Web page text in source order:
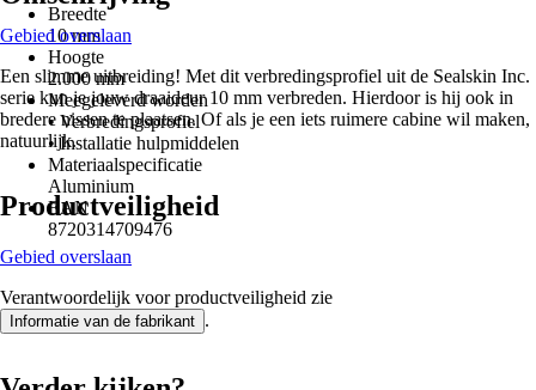
Breedte
10 mm
Hoogte
2.000 mm
Meegeleverd worden
• Verbredingsprofiel
• Installatie hulpmiddelen
Materiaalspecificatie
Aluminium
EAN
8720314709476
Gebied overslaan
Een slimme uitbreiding! Met dit verbredingsprofiel uit de Sealskin Inc.
serie kun je jouw draaideur 10 mm verbreden. Hierdoor is hij ook in
bredere nissen te plaatsen. Of als je een iets ruimere cabine wil maken,
natuurlijk.
Productveiligheid
Gebied overslaan
Verantwoordelijk voor productveiligheid zie
Informatie van de fabrikant .